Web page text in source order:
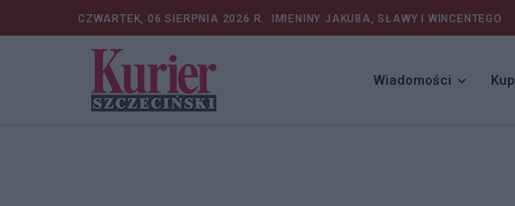
CZWARTEK, 06 SIERPNIA 2026 R. IMIENINY JAKUBA, SŁAWY I WINCENTEGO
Wiadomości